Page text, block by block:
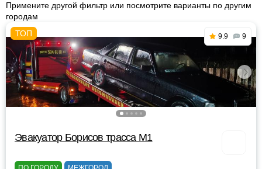
Примените другой фильтр или посмотрите варианты по другим
городам
9.9 9
Эвакуатор Борисов трасса М1